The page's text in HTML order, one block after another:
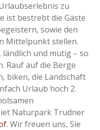
zu
ist bestrebt die Gäste
sowie den
Mittelpunkt stellen.
und mutig – so
Rauf auf die Berge
biken, die Landschaft
Urlaub hoch 2.
Naturpark Trudner
. Wir freuen uns, Sie